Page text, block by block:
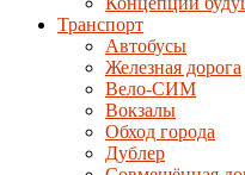
Транспорт
Автобусы
Железная дорога
Вело-СИМ
Вокзалы
Обход города
Дублер